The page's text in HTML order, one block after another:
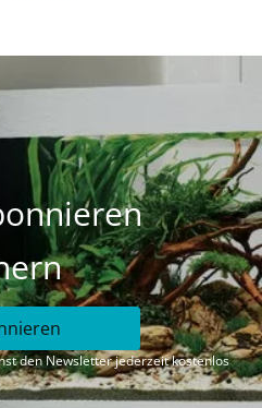
den Newsletter jederzeit kostenlos